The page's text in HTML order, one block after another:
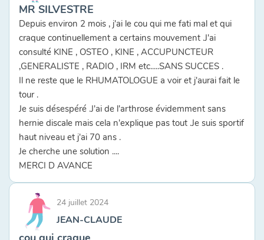
MR SILVESTRE
Depuis environ 2 mois , j'ai le cou qui me fati mal et qui
craque continuellement a certains mouvement .J'ai
consulté KINE , OSTEO , KINE , ACCUPUNCTEUR
,GENERALISTE , RADIO , IRM etc.....SANS SUCCES .
Il ne reste que le RHUMATOLOGUE a voir et j'aurai fait le
tour .
Je suis désespéré .J'ai de l'arthrose évidemment sans
hernie discale mais cela n'explique pas tout .Je suis sportif
haut niveau et j'ai 70 ans .
Je cherche une solution ....
MERCI D AVANCE
24 juillet 2024
JEAN-CLAUDE